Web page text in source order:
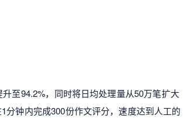
至94.2%，同时将日均处理量从50万笔扩大
分钟内完成300份作文评分，速度达到人工的